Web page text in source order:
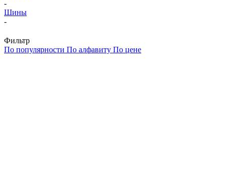
-
Шины
-
Фильтр
По популярности По алфавиту По цене